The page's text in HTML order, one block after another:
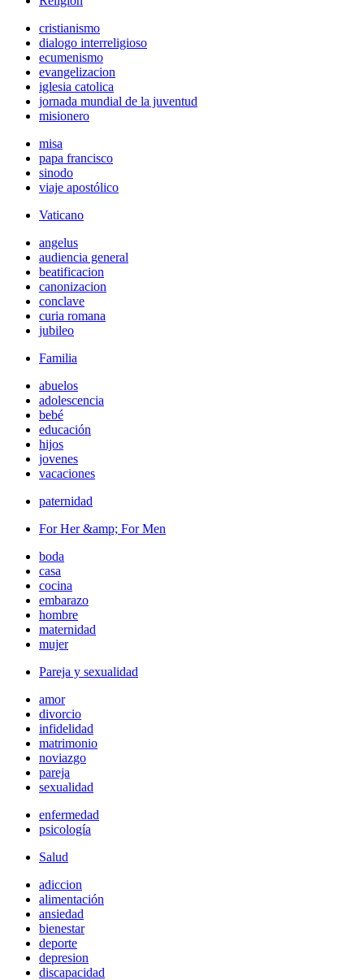
cristianismo
dialogo interreligioso
ecumenismo
evangelizacion
iglesia catolica
jornada mundial de la juventud
misionero
misa
papa francisco
sinodo
viaje apostólico
Vaticano
angelus
audiencia general
beatificacion
canonizacion
conclave
curia romana
jubileo
Familia
abuelos
adolescencia
bebé
educación
hijos
jovenes
vacaciones
paternidad
For Her &amp; For Men
boda
casa
cocina
embarazo
hombre
maternidad
mujer
Pareja y sexualidad
amor
divorcio
infidelidad
matrimonio
noviazgo
pareja
sexualidad
enfermedad
psicología
Salud
adiccion
alimentación
ansiedad
bienestar
deporte
depresion
discapacidad